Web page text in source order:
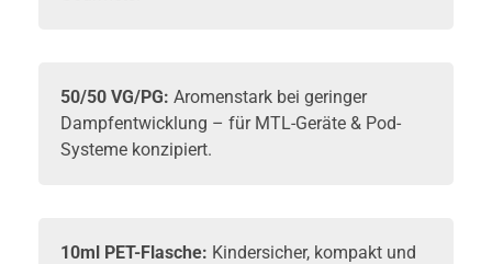
50/50 VG/PG: Aromenstark bei geringer
Dampfentwicklung – für MTL-Geräte & Pod-
Systeme konzipiert.
10ml PET-Flasche: Kindersicher, kompakt und